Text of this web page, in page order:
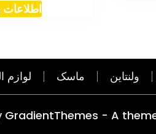
اطلاعات
ولنتاین ماسک لوازم
GradientThemes - A